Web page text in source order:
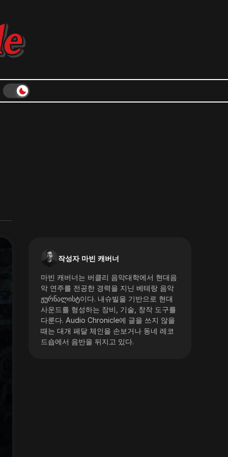
작성자 마빈 캐버너
마빈 캐버너는 버클리 음악대학에서 현대음
악 연주를 전공한 경력을 지닌 베테랑 음악
ჟურნალისტ이다. 내슈빌을 기반으로 현대
사운드를 형성하는 장비, 기술, 창작 도구를
다룬다. Audio Chronicle에 글을 쓰지 않을
때는 대개 페달 체인을 손보거나 동네 레코
드숍에서 음반을 뒤지고 있다.